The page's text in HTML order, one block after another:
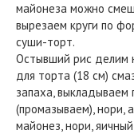
майонеза можно
вырезаем круги по
суши-торт.
Остывший рис делим
для торта (18 см)
запаха, выкладываем
(промазываем), нори,
майонез, нори,